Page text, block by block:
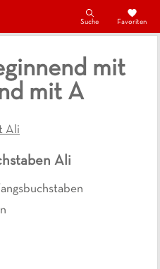
Suche Favoriten
mit
mit A
Ali
Ali